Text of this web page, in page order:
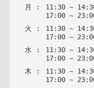
月
: 11 : 30 ~ 14:
17: 00 ~ 23:
火
: 11 : 30 ~ 14:
17: 00 ~ 23:
水 : 11 : 30 ~ 14:
17: 00 ~ 23:
木 : 11 : 30 ~ 14:
17: 00 ~ 23: